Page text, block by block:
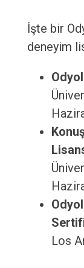
İşte bir
deneyim
Los